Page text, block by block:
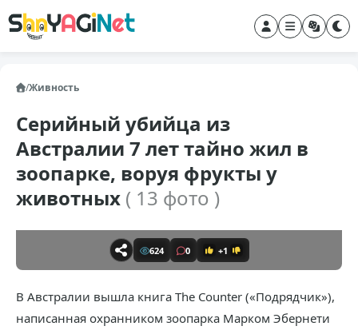
/Живность
Серийный убийца из
Австралии 7 лет тайно жил в
зоопарке, воруя фрукты у
животных ( 13 фото )
624 0 +1
В Австралии вышла книга The Counter («Подрядчик»),
написанная охранником зоопарка Марком Эбернети